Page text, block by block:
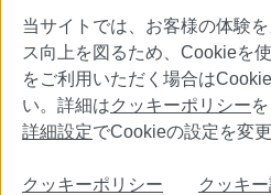
口腔ケア
個人情報保護について クッキー
当サイトでは、お客様の体験
ス向上を図るため、Cookieを
をご利用いただく場合は
い。詳細はクッキーポリシー
詳細設定でCookieの設定を変
クッキーポリシー クッキ